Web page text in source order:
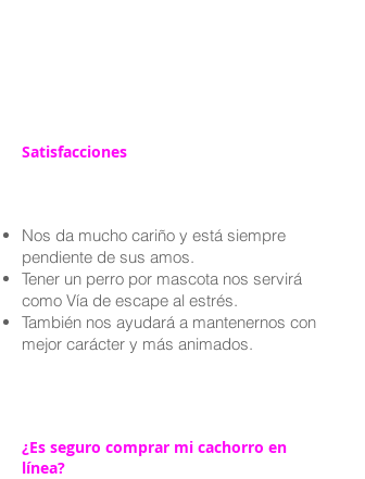
Satisfacciones
Nos da mucho cariño y está siempre
pendiente de sus amos.
Tener un perro por mascota nos servirá
como Vía de escape al estrés.
También nos ayudará a mantenernos con
mejor carácter y más animados.
¿Es seguro comprar mi cachorro en
línea?